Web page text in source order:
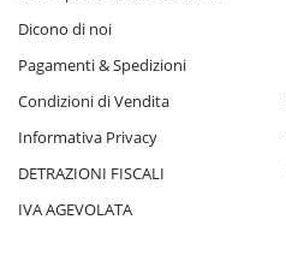
Dicono di noi
Pagamenti & Spedizioni
Condizioni di Vendita
Informativa Privacy
DETRAZIONI FISCALI
IVA AGEVOLATA